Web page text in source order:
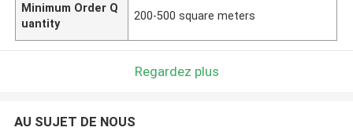
Minimum Order Q
uantity
200-500 square meters
Regardez plus
AU SUJET DE NOUS